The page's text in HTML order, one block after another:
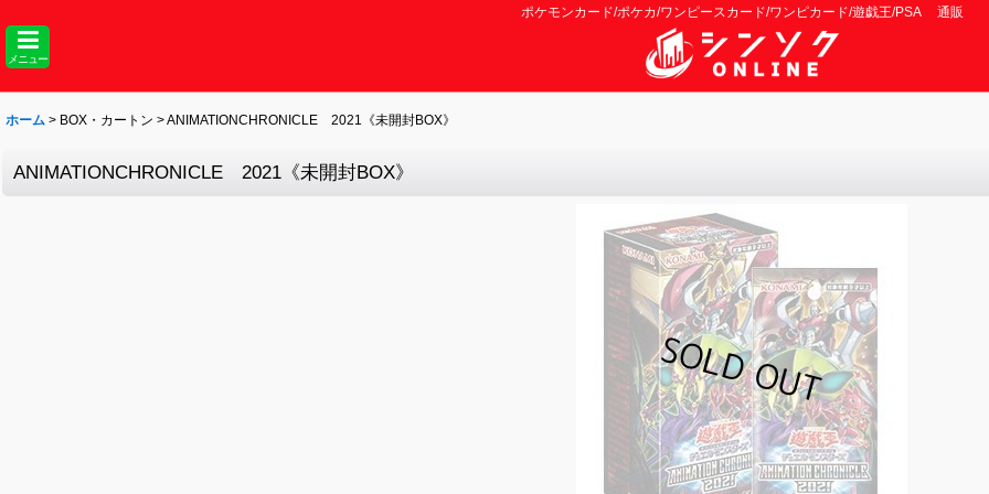
ポケモンカード/ポケカ/ワンピースカード/ワンピカード/遊戯王/PSA 通販
メニュー
ホーム > BOX・カートン >ANIMATIONCHRONICLE 2021《未開封BOX》
ANIMATIONCHRONICLE 2021《未開封BOX》